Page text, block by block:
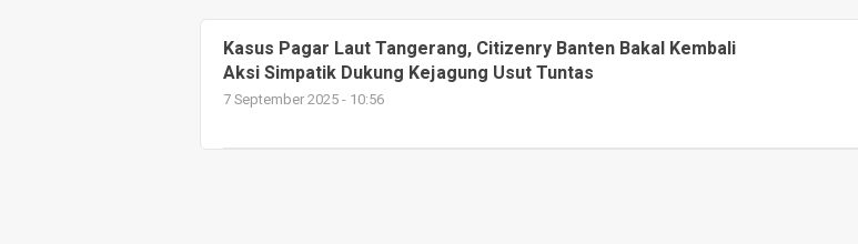
Kasus Pagar Laut Tangerang, Citizenry Banten Bakal Kembali
Aksi Simpatik Dukung Kejagung Usut Tuntas
7 September 2025 - 10:56